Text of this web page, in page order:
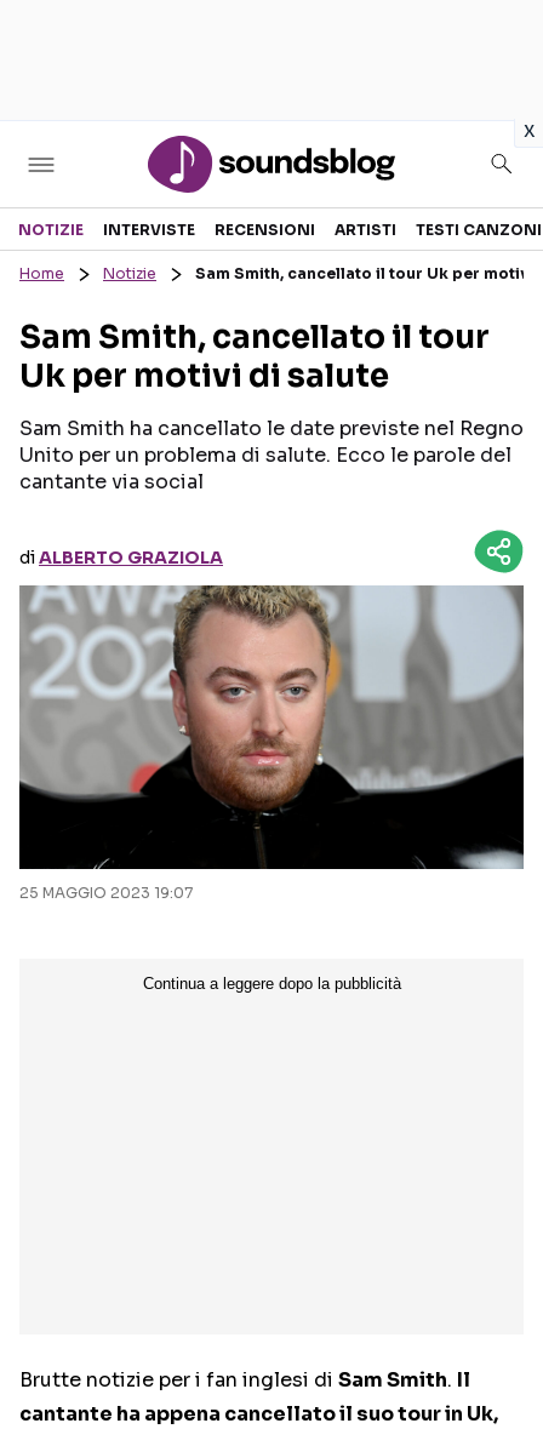
x
Sezioni
RECENSIONI MUSICALI
INTERVISTE
GOSSIP E CURIOSITÀ
TESTI CANZONI
TOUR ED EVENTI
TALENT SHOW
Seguici sui social
NOTIZIE INTERVISTE RECENSIONI ARTISTI TESTI CANZONI
Home Notizie Sam Smith, cancellato il tour Uk per motivi
Sam Smith, cancellato il tour
Uk per motivi di salute
Sam Smith ha cancellato le date previste nel Regno
Unito per un problema di salute. Ecco le parole del
cantante via social
diALBERTO GRAZIOLA
25 MAGGIO 2023 19:07
Brutte notizie per i fan inglesi di Sam Smith. Il
cantante ha appena cancellato il suo tour in Uk,